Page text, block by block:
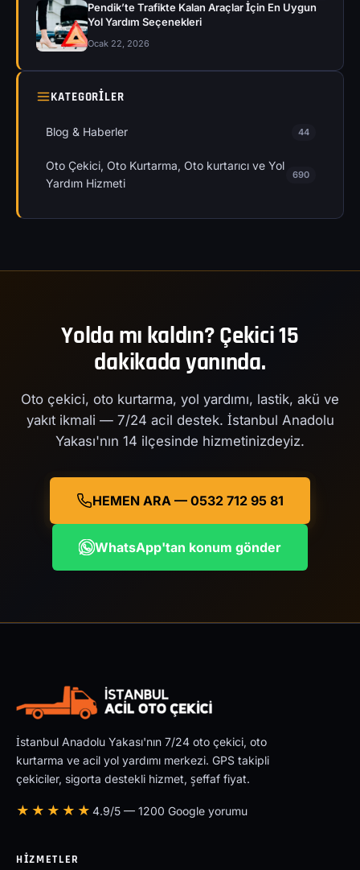
Pendik’te Trafikte Kalan Araçlar İçin En Uygun
Yol Yardım Seçenekleri
Ocak 22, 2026
KATEGORILER
Blog & Haberler 44
Oto Çekici, Oto Kurtarma, Oto kurtarıcı ve Yol
Yardım Hizmeti
690
Yolda mı kaldın? Çekici 15
dakikada yanında.
Oto çekici, oto kurtarma, yol yardımı, lastik, akü ve
yakıt ikmali — 7/24 acil destek. İstanbul Anadolu
Yakası'nın 14 ilçesinde hizmetinizdeyiz.
HEMEN ARA — 0532 712 95 81
WhatsApp'tan konum gönder
İstanbul Anadolu Yakası'nın 7/24 oto çekici, oto
kurtarma ve acil yol yardımı merkezi. GPS takipli
çekiciler, sigorta destekli hizmet, şeffaf fiyat.
★★★★★ 4.9/5 — 1200 Google yorumu
HIZMETLER